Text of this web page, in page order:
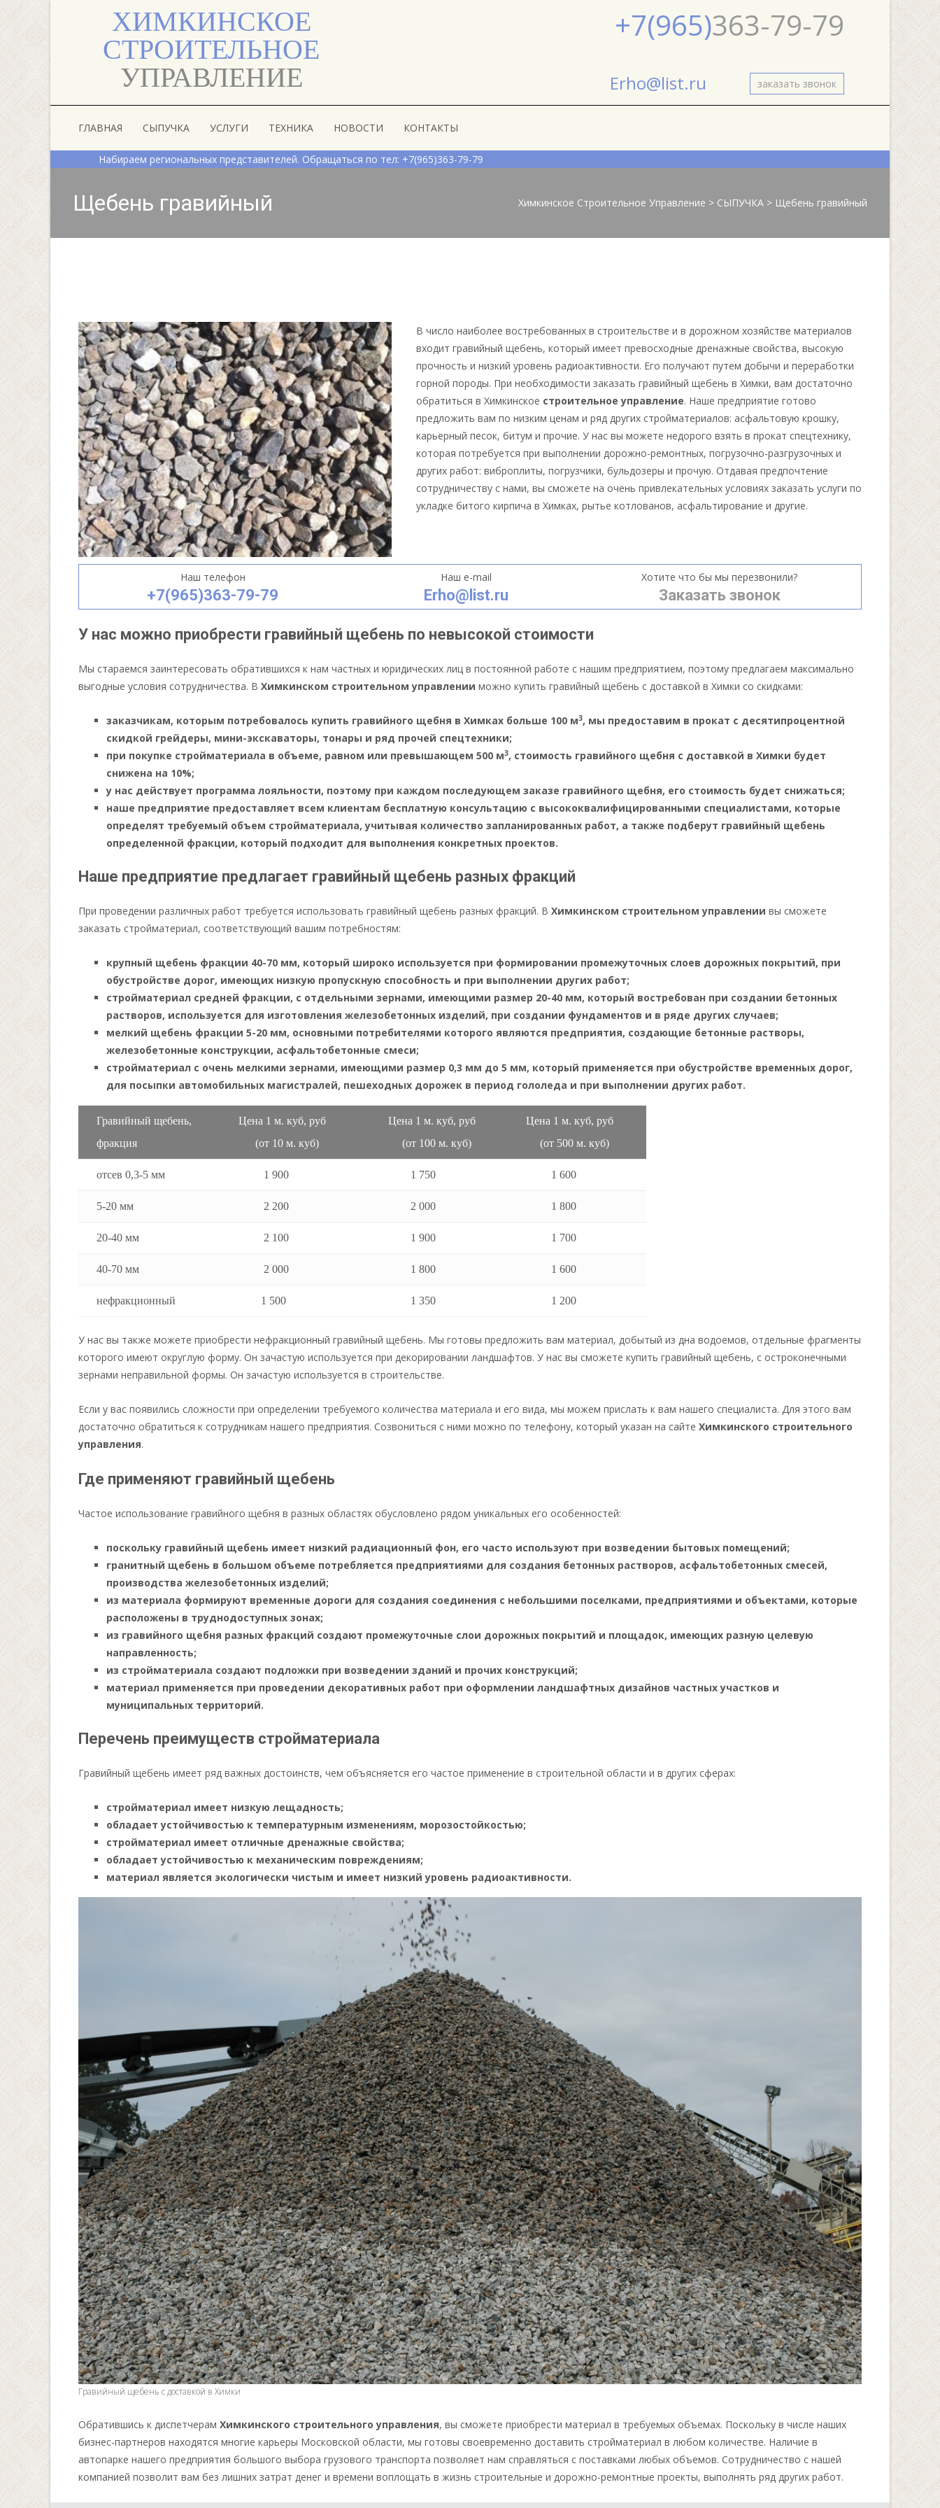
ХИМКИНСКОЕ
СТРОИТЕЛЬНОЕ
УПРАВЛЕНИЕ
+7(965)363-79-79
Erho@list.ru заказать звонок
ГЛАВНАЯ
СЫПУЧКА УСЛУГИ ТЕХНИКА НОВОСТИ КОНТАКТЫ
Набираем региональных представителей. Обращаться по тел: +7(965)363-79-79
Щебень гравийный Химкинское Строительное Управление > СЫПУЧКА > Щебень гравийный
В число наиболее востребованных в строительстве и в дорожном хозяйстве материалов
входит гравийный щебень, который имеет превосходные дренажные свойства, высокую
прочность и низкий уровень радиоактивности. Его получают путем добычи и переработки
горной породы. При необходимости заказать гравийный щебень в Химки, вам достаточно
обратиться в Химкинское строительное управление. Наше предприятие готово
предложить вам по низким ценам и ряд других стройматериалов: асфальтовую крошку,
карьерный песок, битум и прочие. У нас вы можете недорого взять в прокат спецтехнику,
которая потребуется при выполнении дорожно-ремонтных, погрузочно-разгрузочных и
других работ: виброплиты, погрузчики, бульдозеры и прочую. Отдавая предпочтение
сотрудничеству с нами, вы сможете на очень привлекательных условиях заказать услуги по
укладке битого кирпича в Химках, рытье котлованов, асфальтирование и другие.
Наш телефон
+7(965)363-79-79
Наш e-mail
Erho@list.ru
Хотите что бы мы перезвонили?
Заказать звонок
У нас можно приобрести гравийный щебень по невысокой стоимости
Мы стараемся заинтересовать обратившихся к нам частных и юридических лиц в постоянной работе с нашим предприятием, поэтому предлагаем максимально
выгодные условия сотрудничества. В Химкинском строительном управлении можно купить гравийный щебень с доставкой в Химки со скидками:
заказчикам, которым потребовалось купить гравийного щебня в Химках больше 100 м3, мы предоставим в прокат с десятипроцентной
скидкой грейдеры, мини-экскаваторы, тонары и ряд прочей спецтехники;
при покупке стройматериала в объеме, равном или превышающем 500 м3, стоимость гравийного щебня с доставкой в Химки будет
снижена на 10%;
у нас действует программа лояльности, поэтому при каждом последующем заказе гравийного щебня, его стоимость будет снижаться;
наше предприятие предоставляет всем клиентам бесплатную консультацию с высококвалифицированными специалистами, которые
определят требуемый объем стройматериала, учитывая количество запланированных работ, а также подберут гравийный щебень
определенной фракции, который подходит для выполнения конкретных проектов.
Наше предприятие предлагает гравийный щебень разных фракций
При проведении различных работ требуется использовать гравийный щебень разных фракций. В Химкинском строительном управлении вы сможете
заказать стройматериал, соответствующий вашим потребностям:
крупный щебень фракции 40-70 мм, который широко используется при формировании промежуточных слоев дорожных покрытий, при
обустройстве дорог, имеющих низкую пропускную способность и при выполнении других работ;
стройматериал средней фракции, с отдельными зернами, имеющими размер 20-40 мм, который востребован при создании бетонных
растворов, используется для изготовления железобетонных изделий, при создании фундаментов и в ряде других случаев;
мелкий щебень фракции 5-20 мм, основными потребителями которого являются предприятия, создающие бетонные растворы,
железобетонные конструкции, асфальтобетонные смеси;
стройматериал с очень мелкими зернами, имеющими размер 0,3 мм до 5 мм, который применяется при обустройстве временных дорог,
для посыпки автомобильных магистралей, пешеходных дорожек в период гололеда и при выполнении других работ.
Гравийный щебень,
фракция
Цена 1 м. куб, руб
(от 10 м. куб)
Цена 1 м. куб, руб
(от 100 м. куб)
Цена 1 м. куб, руб
(от 500 м. куб)
отсев 0,3-5 мм 1 900 1 750 1 600
5-20 мм 2 200 2 000 1 800
20-40 мм 2 100 1 900 1 700
40-70 мм 2 000 1 800 1 600
нефракционный 1 500 1 350 1 200
У нас вы также можете приобрести нефракционный гравийный щебень. Мы готовы предложить вам материал, добытый из дна водоемов, отдельные фрагменты
которого имеют округлую форму. Он зачастую используется при декорировании ландшафтов. У нас вы сможете купить гравийный щебень, с остроконечными
зернами неправильной формы. Он зачастую используется в строительстве.
Если у вас появились сложности при определении требуемого количества материала и его вида, мы можем прислать к вам нашего специалиста. Для этого вам
достаточно обратиться к сотрудникам нашего предприятия. Созвониться с ними можно по телефону, который указан на сайте Химкинского строительного
управления.
Где применяют гравийный щебень
Частое использование гравийного щебня в разных областях обусловлено рядом уникальных его особенностей:
поскольку гравийный щебень имеет низкий радиационный фон, его часто используют при возведении бытовых помещений;
гранитный щебень в большом объеме потребляется предприятиями для создания бетонных растворов, асфальтобетонных смесей,
производства железобетонных изделий;
из материала формируют временные дороги для создания соединения с небольшими поселками, предприятиями и объектами, которые
расположены в труднодоступных зонах;
из гравийного щебня разных фракций создают промежуточные слои дорожных покрытий и площадок, имеющих разную целевую
направленность;
из стройматериала создают подложки при возведении зданий и прочих конструкций;
материал применяется при проведении декоративных работ при оформлении ландшафтных дизайнов частных участков и
муниципальных территорий.
Перечень преимуществ стройматериала
Гравийный щебень имеет ряд важных достоинств, чем объясняется его частое применение в строительной области и в других сферах:
стройматериал имеет низкую лещадность;
обладает устойчивостью к температурным изменениям, морозостойкостью;
стройматериал имеет отличные дренажные свойства;
обладает устойчивостью к механическим повреждениям;
материал является экологически чистым и имеет низкий уровень радиоактивности.
Гравийный щебень с доставкой в Химки
Обратившись к диспетчерам Химкинского строительного управления, вы сможете приобрести материал в требуемых объемах. Поскольку в числе наших
бизнес-партнеров находятся многие карьеры Московской области, мы готовы своевременно доставить стройматериал в любом количестве. Наличие в
автопарке нашего предприятия большого выбора грузового транспорта позволяет нам справляться с поставками любых объемов. Сотрудничество с нашей
компанией позволит вам без лишних затрат денег и времени воплощать в жизнь строительные и дорожно-ремонтные проекты, выполнять ряд других работ.